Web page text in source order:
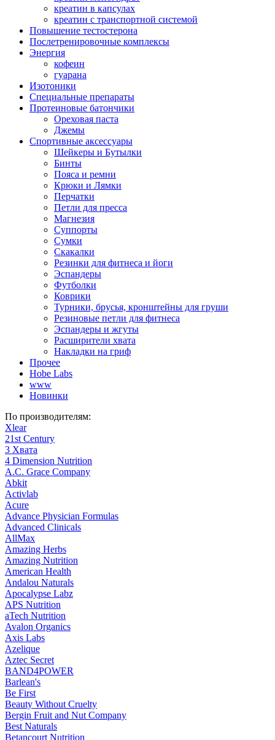
креатин в капсулах
креатин с транспортной системой
Повышение тестостерона
Послетренировочные комплексы
Энергия
кофеин
гуарана
Изотоники
Специальные препараты
Протеиновые батончики
Ореховая паста
Джемы
Спортивные аксессуары
Шейкеры и Бутылки
Бинты
Пояса и ремни
Крюки и Лямки
Перчатки
Петли для пресса
Магнезия
Суппорты
Сумки
Скакалки
Резинки для фитнеса и йоги
Эспандеры
Футболки
Коврики
Турники, брусья, кронштейны для груши
Резиновые петли для фитнеса
Эспандеры и жгуты
Расширители хвата
Накладки на гриф
Прочее
Hobe Labs
www
Новинки
По производителям:
Xlear
21st Century
3 Хвата
4 Dimension Nutrition
A.C. Grace Company
Abkit
Activlab
Acure
Advance Physician Formulas
Advanced Clinicals
AllMax
Amazing Herbs
Amazing Nutrition
American Health
Andalou Naturals
Apocalypse Labz
APS Nutrition
aTech Nutrition
Avalon Organics
Axis Labs
Azelique
Aztec Secret
BAND4POWER
Barlean's
Be First
Beauty Without Cruelty
Bergin Fruit and Nut Company
Best Naturals
Betancourt Nutrition